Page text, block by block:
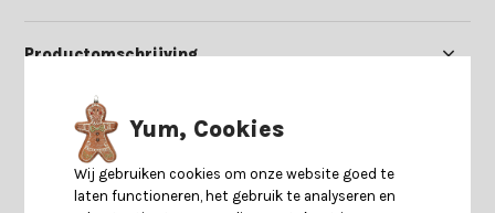
Productomschrijving
Specificaties
Reviews
Yum, Cookies
Wij gebruiken cookies om onze website goed te
laten functioneren, het gebruik te analyseren en